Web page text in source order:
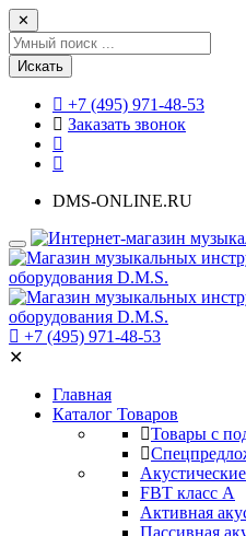
✕
Искать
+7 (495) 971-48-53
Заказать звонок
DMS-ONLINE.RU
+7 (495) 971-48-53
✕
Главная
Каталог Товаров
Товары с
FBT класс А
Активная
Пассивная